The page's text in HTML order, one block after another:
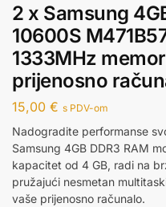
2 x Samsung
10600S
1333MHz
prijenosno
15,00 € s PDV-om
Nadogradite performanse
Samsung 4GB DDR3 RAM
kapacitet od 4 GB, radi na
pružajući nesmetan
vaše prijenosno računalo.